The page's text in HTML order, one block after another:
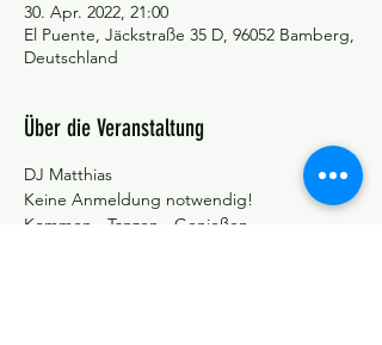
30. Apr. 2022, 21:00
El Puente, Jäckstraße 35 D, 96052 Bamberg,
Deutschland
Über die Veranstaltung
DJ Matthias
Keine Anmeldung notwendig!
Kommen - Tanzen - Genießen